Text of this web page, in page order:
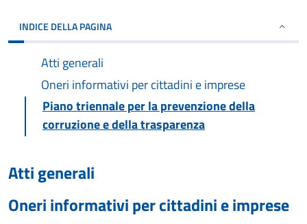
INDICE DELLA PAGINA
Atti generali
Oneri informativi per cittadini e imprese
Piano triennale per la prevenzione della
corruzione e della trasparenza
Atti generali
Oneri informativi per cittadini e imprese